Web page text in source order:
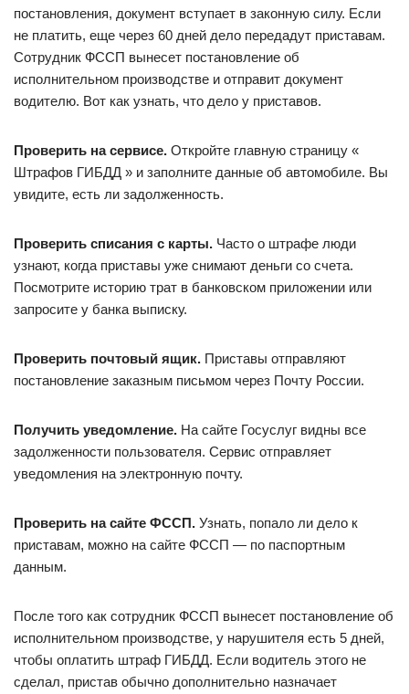
постановления, документ вступает в законную силу. Если
не платить, еще через 60 дней дело передадут приставам.
Сотрудник ФССП вынесет постановление об
исполнительном производстве и отправит документ
водителю. Вот как узнать, что дело у приставов.
Проверить на сервисе. Откройте главную страницу «
Штрафов ГИБДД » и заполните данные об автомобиле. Вы
увидите, есть ли задолженность.
Проверить списания с карты. Часто о штрафе люди
узнают, когда приставы уже снимают деньги со счета.
Посмотрите историю трат в банковском приложении или
запросите у банка выписку.
Проверить почтовый ящик. Приставы отправляют
постановление заказным письмом через Почту России.
Получить уведомление. На сайте Госуслуг видны все
задолженности пользователя. Сервис отправляет
уведомления на электронную почту.
Проверить на сайте ФССП. Узнать, попало ли дело к
приставам, можно на сайте ФССП — по паспортным
данным.
После того как сотрудник ФССП вынесет постановление об
исполнительном производстве, у нарушителя есть 5 дней,
чтобы оплатить штраф ГИБДД. Если водитель этого не
сделал, пристав обычно дополнительно назначает